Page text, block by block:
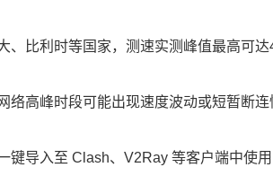
比利时等国家，测速实测峰值最高可达
高峰时段可能出现速度波动或短暂断连
导入至 Clash、V2Ray 等客户端中使用